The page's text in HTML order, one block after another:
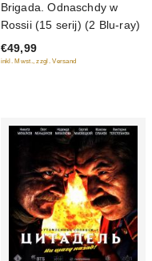
out
of
5
Brigada. Odnaschdy w
Rossii (15 serij) (2 Blu-ray)
€49,99
inkl. Mwst., zzgl. Versand